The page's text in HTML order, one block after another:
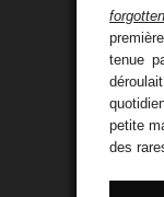
tenue
petite
des